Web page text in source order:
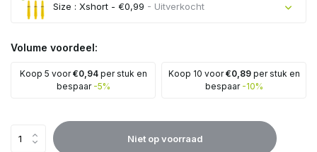
Size : Xshort - €0,99 - Uitverkocht
Uitverkocht
Volume voordeel:
Koop 5 voor€0,94per stuk en
bespaar -5%
Koop 10 voor€0,89per stuk en
bespaar -10%
Niet op voorraad